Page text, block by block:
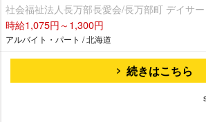
社会福祉法人長万部長愛会/長万部町 デイサ
時給1,075円～1,300円
アルバイト・パート / 北海道
続きはこちら